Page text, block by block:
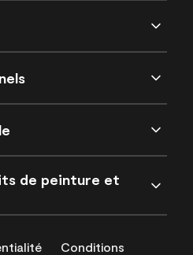
de peinture et
Conditions